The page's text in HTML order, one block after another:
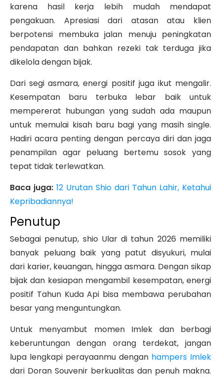
karena hasil kerja lebih mudah mendapat
pengakuan. Apresiasi dari atasan atau klien
berpotensi membuka jalan menuju peningkatan
pendapatan dan bahkan rezeki tak terduga jika
dikelola dengan bijak.
Dari segi asmara, energi positif juga ikut mengalir.
Kesempatan baru terbuka lebar baik untuk
mempererat hubungan yang sudah ada maupun
untuk memulai kisah baru bagi yang masih single.
Hadiri acara penting dengan percaya diri dan jaga
penampilan agar peluang bertemu sosok yang
tepat tidak terlewatkan.
Baca juga: 12 Urutan Shio dari Tahun Lahir, Ketahui
Kepribadiannya!
Penutup
Sebagai penutup, shio Ular di tahun 2026 memiliki
banyak peluang baik yang patut disyukuri, mulai
dari karier, keuangan, hingga asmara. Dengan sikap
bijak dan kesiapan mengambil kesempatan, energi
positif Tahun Kuda Api bisa membawa perubahan
besar yang menguntungkan.
Untuk menyambut momen Imlek dan berbagi
keberuntungan dengan orang terdekat, jangan
lupa lengkapi perayaanmu dengan hampers Imlek
dari Doran Souvenir berkualitas dan penuh makna.